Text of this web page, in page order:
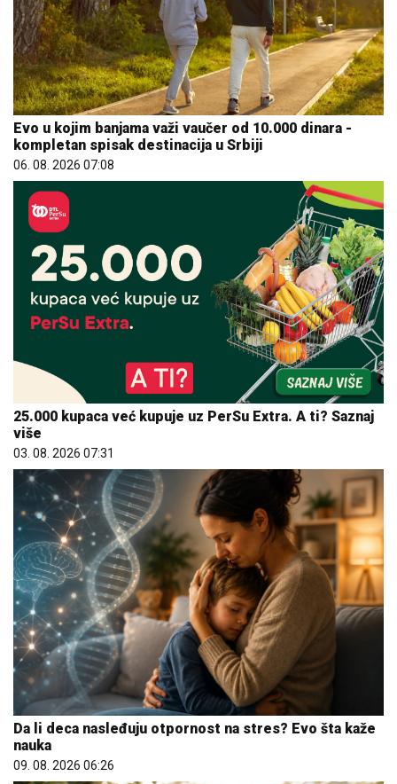
Evo u kojim banjama važi vaučer od 10.000 dinara -
kompletan spisak destinacija u Srbiji
06. 08. 2026 07:08
25.000 kupaca već kupuje uz PerSu Extra. A ti? Saznaj
više
03. 08. 2026 07:31
Da li deca nasleđuju otpornost na stres? Evo šta kaže
nauka
09. 08. 2026 06:26